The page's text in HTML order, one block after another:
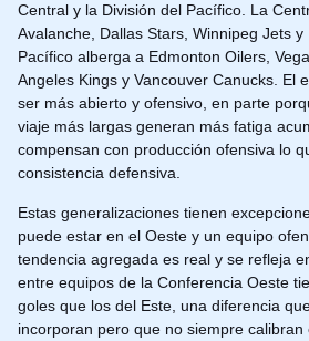
Central y la División del Pacífico. La
Avalanche, Dallas Stars, Winnipeg Jets
Pacífico alberga a Edmonton Oilers,
Angeles Kings y Vancouver Canucks. El
ser más abierto y ofensivo, en parte
viaje más largas generan más fatiga
compensan con producción ofensiva lo
consistencia defensiva.
Estas generalizaciones tienen
puede estar en el Oeste y un equipo
tendencia agregada es real y se refleja
entre equipos de la Conferencia Oeste
goles que los del Este, una diferencia
incorporan pero que no siempre calibran